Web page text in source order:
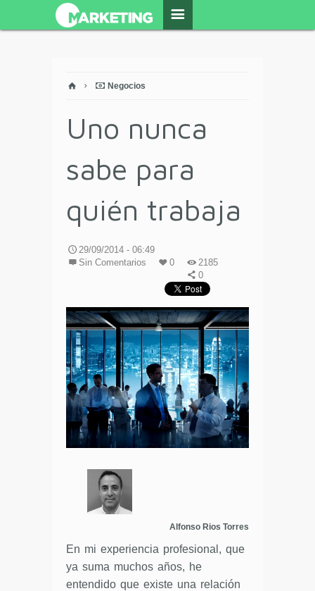
Negocios
Uno nunca
sabe para
quién trabaja
29/09/2014 - 06:49
Sin Comentarios
0
2185
0
Alfonso Rios Torres
En mi experiencia profesional, que
ya suma muchos años, he
entendido que existe una relación